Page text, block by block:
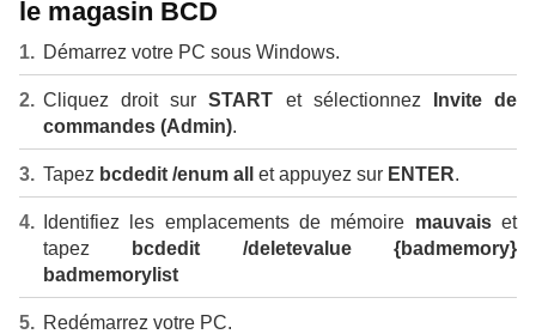
le magasin BCD
Démarrez votre PC sous Windows.
Cliquez droit surSTART et sélectionnez
Invite de
commandes (Admin).
Tapez bcdedit /enum all et appuyez sur ENTER.
Identifiez les emplacements de mémoire mauvaiset
tapez
bcdedit /deletevalue {badmemory}
badmemorylist
Redémarrez votre PC.